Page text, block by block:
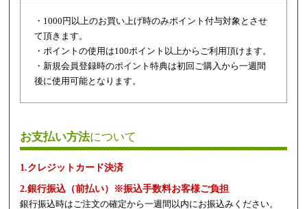
・1000円以上のお買い上げ時のみポイント付与対象とさせ
て頂きます。
・ポイントの使用は100ポイント以上からご利用頂けます。
・新規会員登録時のポイント特典は初回ご購入から一週間
後に使用可能となります。
お支払い方法について
1.クレジットカード決済
2.銀行振込（前払い）※振込手数料お客様ご負担
銀行振込時はご注文の確定から一週間以内にお振込みください。